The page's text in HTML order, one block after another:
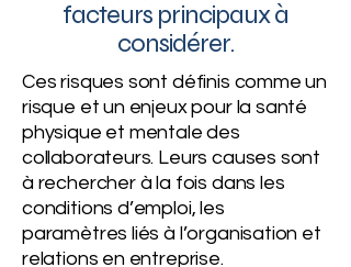
facteurs principaux à
considérer.
Ces risques sont définis comme un
risque et un enjeux pour la santé
physique et mentale des
collaborateurs. Leurs causes sont
à rechercher à la fois dans les
conditions d’emploi, les
paramètres liés à l’organisation et
relations en entreprise.